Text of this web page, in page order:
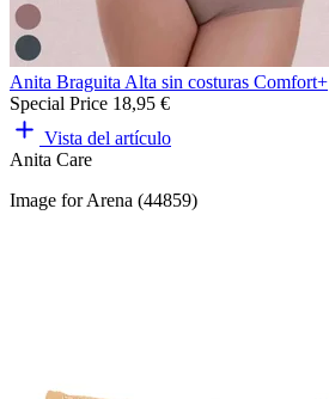
Anita Braguita Alta sin costuras Comfort+
Special Price 18,95 €
Vista del artículo
Anita Care
Image for Arena (44859)